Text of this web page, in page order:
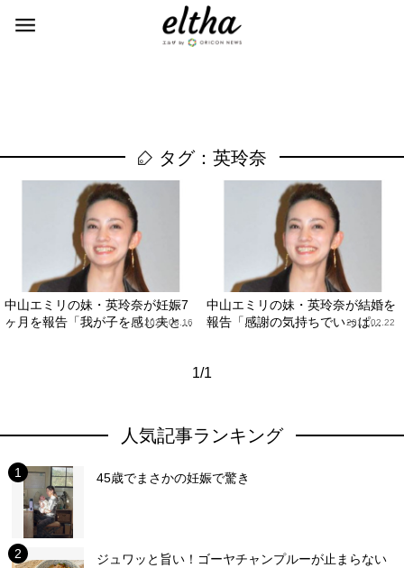
タグ：英玲奈
中山エミリの妹・英玲奈が妊娠7
ヶ月を報告「我が子を感じ夫と...
2020.08.16
中山エミリの妹・英玲奈が結婚を
報告「感謝の気持ちでいっぱ...
2017.02.22
1/1
人気記事ランキング
45歳でまさかの妊娠で驚き
ジュワッと旨い！ゴーヤチャンプルーが止まらない